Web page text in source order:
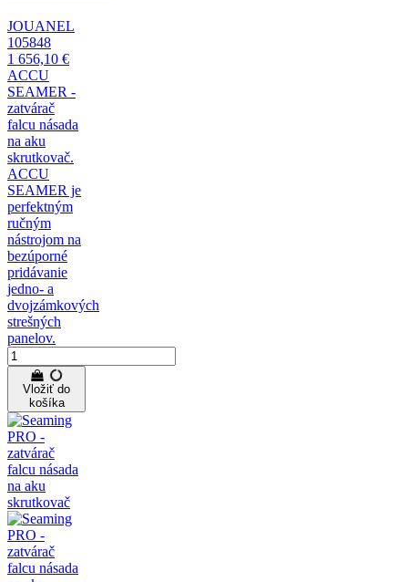
JOUANEL
105848
1 656,10 €
ACCU
SEAMER -
zatvárač
falcu násada
na aku
skrutkovač.
ACCU
SEAMER je
perfektným
ručným
nástrojom na
bezúporné
pridávanie
jedno- a
dvojzámkových
strešných
panelov.
Vložiť do
košíka